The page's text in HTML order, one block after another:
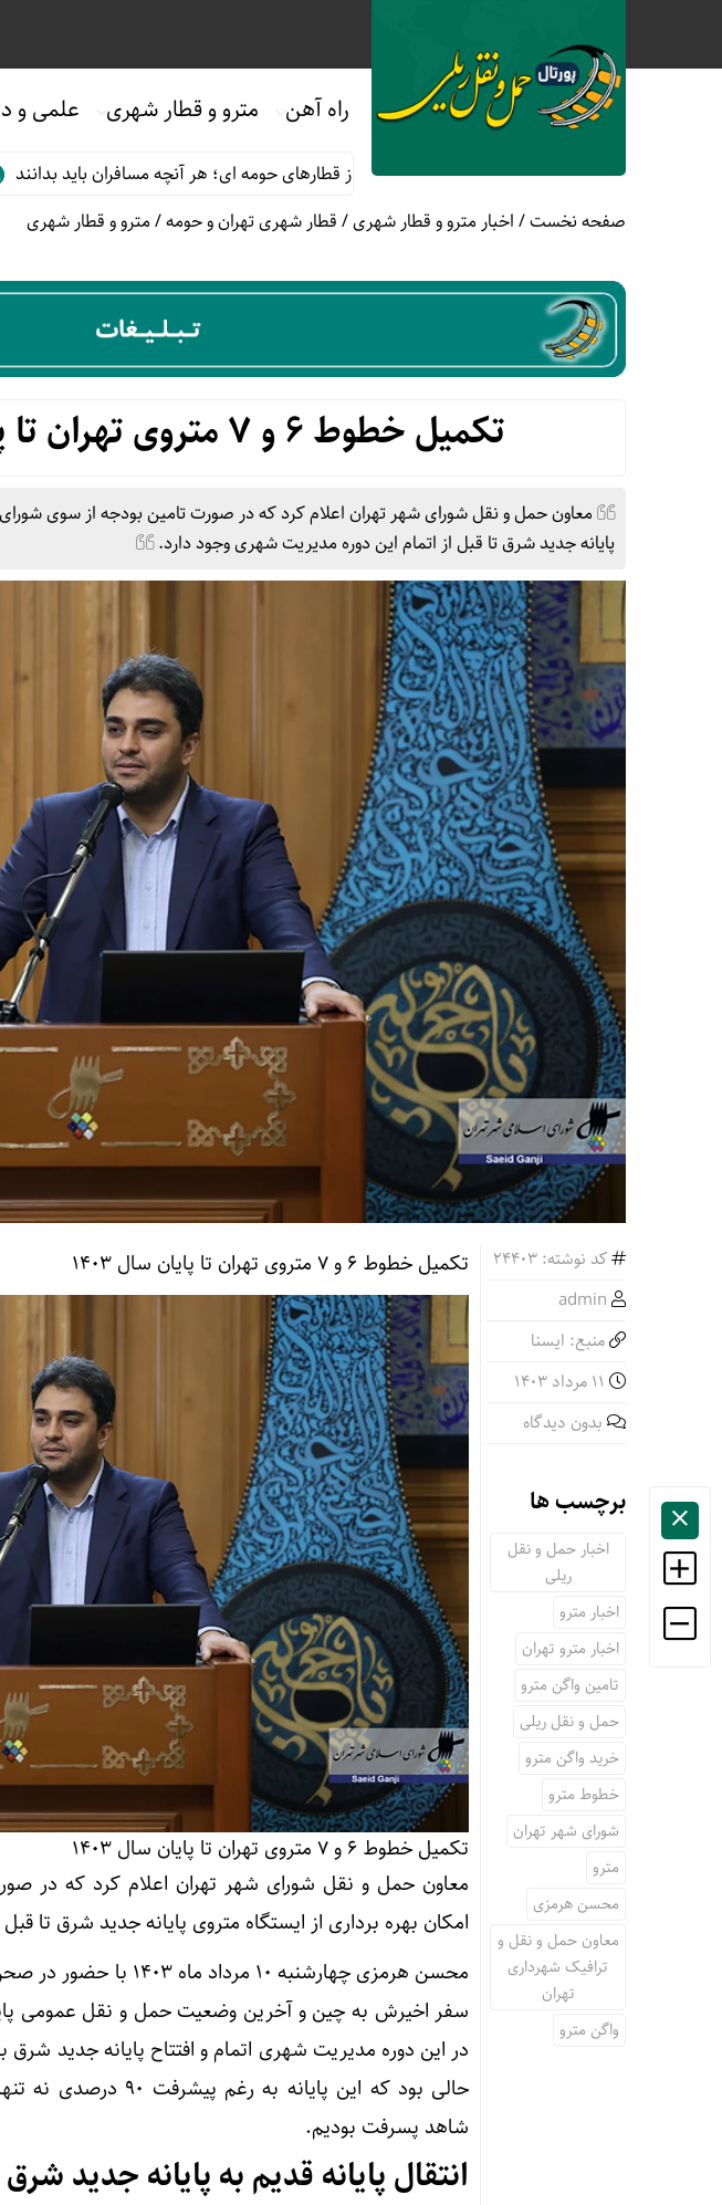
راه آهن مترو و قطار شهری علمی و
قوانین و مقررات استفاده از قطارهای حومه ای؛ هر آنچه مسافران باید بدانند پیش
صفحه نخست/اخبار مترو و قطار شهری/قطار شهری تهران و حومه/مترو و قطار شهری
تکمیل خطوط ۶ و ۷ متروی تهران تا پایان سال ۱۴۰۳
معاون حمل و نقل شورای شهر تهران اعلام کرد که در صورت تامین بودجه از سوی شورای
پایانه جدید شرق تا قبل از اتمام این دوره مدیریت شهری وجود دارد.
کد نوشته: 24403
admin
منبع: ایسنا
بدون دیدگاه
برچسب ها
اخبار حمل و نقل
ریلی
اخبار مترو
اخبار مترو تهران
تامین واگن مترو
حمل و نقل ریلی
خرید واگن مترو
خطوط مترو
شورای شهر تهران
مترو
محسن هرمزی
معاون حمل و نقل و
ترافیک شهرداری
تهران
واگن مترو
تکمیل خطوط ۶ و ۷ متروی تهران تا پایان سال ۱۴۰۳
تکمیل خطوط ۶ و ۷ متروی تهران تا پایان سال ۱۴۰۳
معاون حمل و نقل شورای شهر تهران اعلام کرد که در
امکان بهره برداری از ایستگاه متروی پایانه جدید شرق تا
محسن هرمزی چهارشنبه ۱۰
سفر اخیرش به چین و آخرین وضعیت حمل و نقل عمومی
در این دوره مدیریت شهری اتمام و افتتاح پایانه جدید
حالی بود که این
شاهد پسرفت بودیم.
انتقال پایانه قدیم به پایانه جدید